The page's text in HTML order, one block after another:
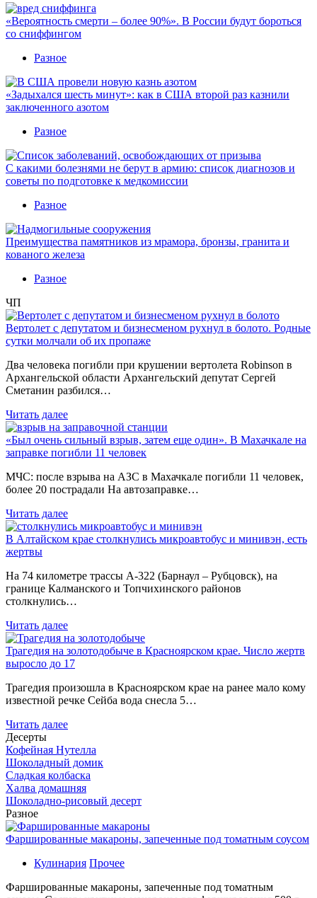
«Вероятность смерти – более 90%». В России будут бороться
со сниффингом
Разное
«Задыхался шесть минут»: как в США второй раз казнили
заключенного азотом
Разное
С какими болезнями не берут в армию: список диагнозов и
советы по подготовке к медкомиссии
Разное
Преимущества памятников из мрамора, бронзы, гранита и
кованого железа
Разное
ЧП
Вертолет с депутатом и бизнесменом рухнул в болото. Родные
сутки молчали об их пропаже
Два человека погибли при крушении вертолета Robinson в
Архангельской области Архангельский депутат Сергей
Сметанин разбился…
Читать далее
«Был очень сильный взрыв, затем еще один». В Махачкале на
заправке погибли 11 человек
МЧС: после взрыва на АЗС в Махачкале погибли 11 человек,
более 20 пострадали На автозаправке…
Читать далее
В Алтайском крае столкнулись микроавтобус и минивэн, есть
жертвы
На 74 километре трассы А-322 (Барнаул – Рубцовск), на
границе Калманского и Топчихинского районов
столкнулись…
Читать далее
Трагедия на золотодобыче в Красноярском крае. Число жертв
выросло до 17
Трагедия произошла в Красноярском крае на ранее мало кому
известной речке Сейба вода снесла 5…
Читать далее
Десерты
Кофейная Нутелла
Шоколадный домик
Сладкая колбаска
Халва домашняя
Шоколадно-рисовый десерт
Разное
Фаршированные макароны, запеченные под томатным соусом
Кулинария Прочее
Фаршированные макароны, запеченные под томатным